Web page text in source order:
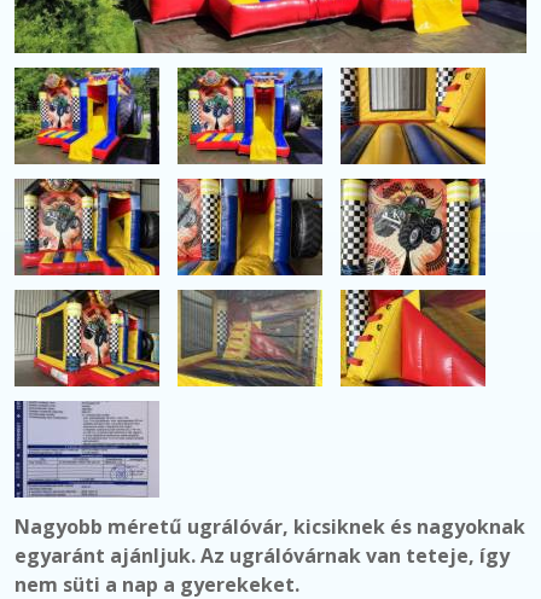
Nagyobb méretű ugrálóvár, kicsiknek és nagyoknak
egyaránt ajánljuk. Az ugrálóvárnak van teteje, így
nem süti a nap a gyerekeket.